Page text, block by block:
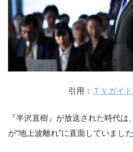
引用： ＴＶガイ
『半沢直樹』が放送された時代
が“地上波離れ”に直面していました